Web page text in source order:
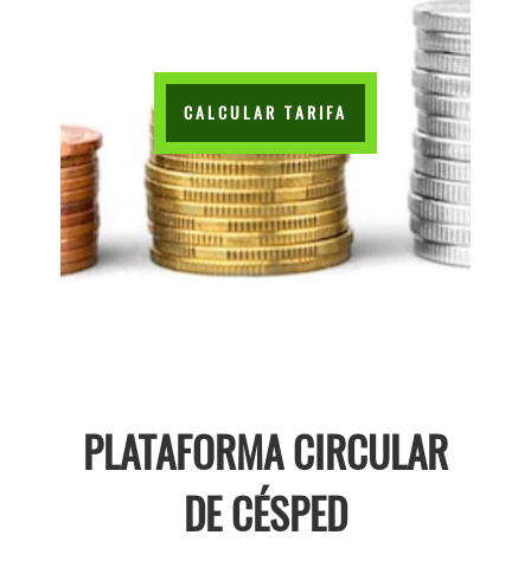
CALCULAR TARIFA
PLATAFORMA CIRCULAR
DE CÉSPED